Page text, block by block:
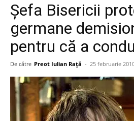
Şefa Bisericii
germane
pentru că a
De către Preot Iulian Raţă - 25 februarie